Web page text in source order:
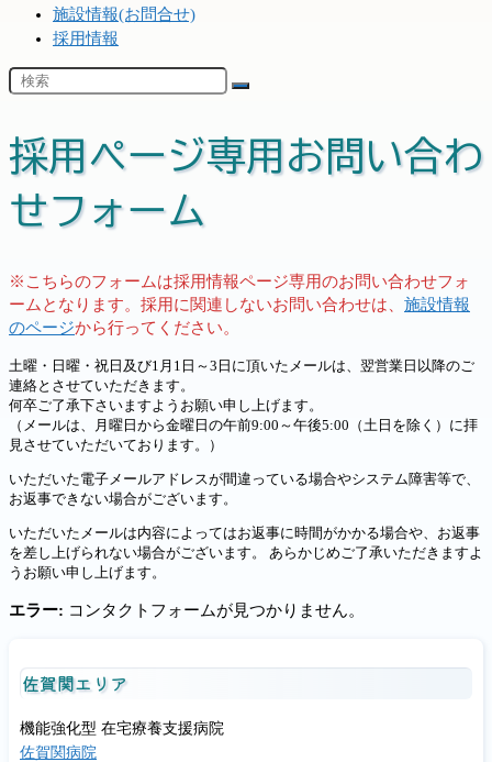
施設情報(お問合せ)
採用情報
採用ページ専用お問い合わ
せフォーム
※こちらのフォームは採用情報ページ専用のお問い合わせフォ
ームとなります。採用に関連しないお問い合わせは、 施設情報
のページから行ってください。
土曜・日曜・祝日及び1月1日～3日に頂いたメールは、翌営業日以降のご
連絡とさせていただきます。
何卒ご了承下さいますようお願い申し上げます。
（メールは、月曜日から金曜日の午前9:00～午後5:00（土日を除く）に拝
見させていただいております。）
いただいた電子メールアドレスが間違っている場合やシステム障害等で、
お返事できない場合がございます。
いただいたメールは内容によってはお返事に時間がかかる場合や、お返事
を差し上げられない場合がございます。 あらかじめご了承いただきますよ
うお願い申し上げます。
エラー: コンタクトフォームが見つかりません。
佐賀関エリア
機能強化型 在宅療養支援病院
佐賀関病院